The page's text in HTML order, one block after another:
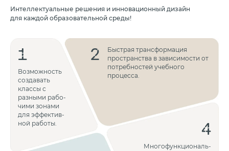
Интеллектуальные решения и инновационный дизайн
для каждой образовательной среды!
1
Возможность
создавать
классы с
разными рабо­
чими зонами
для эффектив­
ной работы.
2
Быстрая трансформация
пространства в зависимости от
потребностей учебного
процесса.
4
Многофункциональ­